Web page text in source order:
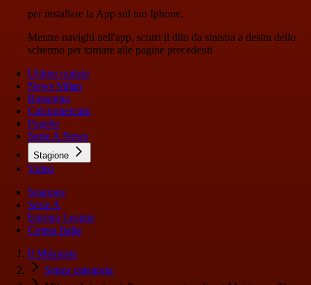
per installare la App sul tuo Iphone.
Mentre navighi nell'app, scorri il dito da sinistra a destra dello
schermo per tornare alle pagine precedenti
Ultime notizie
News Milan
Rassegna
Calciomercato
Pagelle
Serie A News
Stagione
Video
Stagione
Serie A
Europa League
Coppa Italia
Il Milanista
Senza categoria